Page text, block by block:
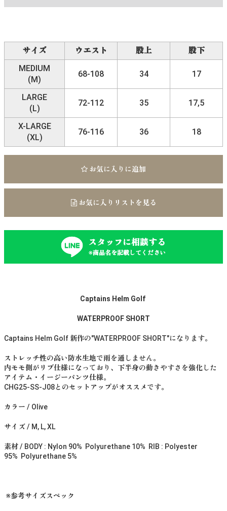
サイズ ウエスト 股上
股下
MEDIUM
(M)
68-108 34 17
LARGE
(L)
72-112 35 17,5
X-LARGE
(XL)
76-116 36 18
お気に入りに追加
お気に入りリストを見る
スタッフに相談する
※商品名を記載してください
Captains Helm Golf
WATERPROOF SHORT
Captains Helm Golf 新作の"WATERPROOF SHORT"になります。
ストレッチ性の高い防水生地で雨を通しません。
内モモ側がリブ仕様になっており、下半身の動きやすさを強化した
アイテム・イージーパンツ仕様。
CHG25-SS-J08とのセットアップがオススメです。
カラー / Olive
サイズ / M, L, XL
素材 / BODY : Nylon 90% Polyurethane 10% RIB : Polyester
95% Polyurethane 5%
※参考サイズスペック